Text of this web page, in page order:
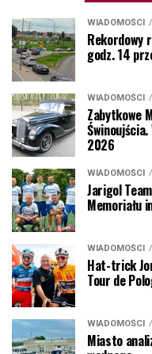
WIADOMOŚCI
Rekordowy
godz. 14
WIADOMOŚCI
Zabytkowe
2026
WIADOMOŚCI
Jarigol
Memoriału
WIADOMOŚCI
Hat-trick
Tour de
WIADOMOŚCI
Miasto